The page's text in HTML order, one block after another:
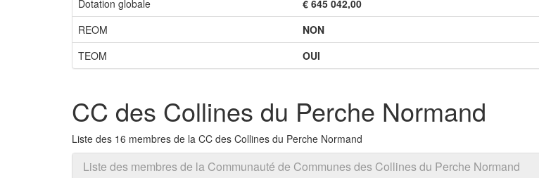
Dotation globale
€ 645 042,00
REOM
NON
TEOM OUI
CC des Collines du Perche Normand
Liste des 16 membres de la CC des Collines du Perche Normand
Liste des membres de la Communauté de Communes des Collines du Perche Normand